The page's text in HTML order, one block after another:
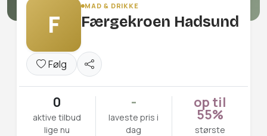
F
MAD & DRIKKE
Færgekroen Hadsund
Følg
0
aktive tilbud
lige nu
-
laveste pris i
dag
op til
55%
største